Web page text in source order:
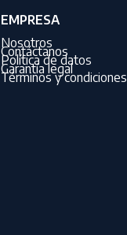
EMPRESA
Nosotros
Contáctanos
Política de datos
Garantía legal
Términos y condiciones